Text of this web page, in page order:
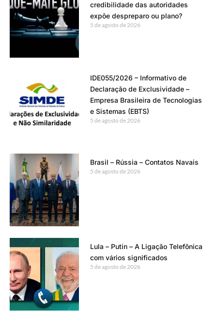
credibilidade das autoridades
expõe despreparo ou plano?
5 de agosto de 2026
IDE055/2026 – Informativo de
Declaração de Exclusividade –
Empresa Brasileira de Tecnologias
e Sistemas (EBTS)
5 de agosto de 2026
Brasil – Rússia – Contatos Navais
5 de agosto de 2026
Lula – Putin – A Ligação Telefônica
com vários significados
5 de agosto de 2026